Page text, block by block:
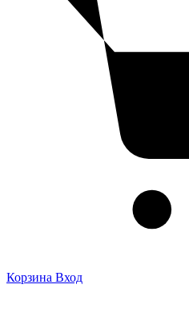
Корзина Вход